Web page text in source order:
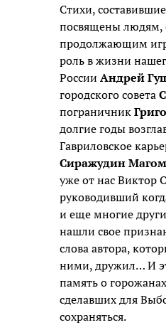
Стихи,
посвящены людям,
продолжающим
роль в жизни
России Андрей
городского совета
пограничник
долгие годы
Гавриловское
Сиражудин
уже от нас Виктор
руководивший
и еще многие
нашли свое
слова автора,
ними, дружил… И
память о
сделавших для
сохраняться.